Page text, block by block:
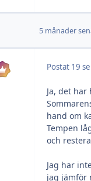
5 månader
Postat 19
Ja, det har
hand om
Tempen
och
Jag har
jag jämför